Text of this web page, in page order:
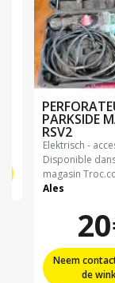
PARKSIDE
RSV2
elektrisch -
Disponible
magasin
Ales
Neem
de